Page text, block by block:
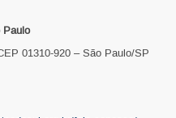
Paulo
01310-920 – São Paulo/SP